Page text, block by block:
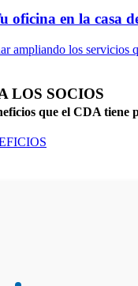
en la casa
ampliando los servicios
LOS SOCIOS
que el CDA tiene